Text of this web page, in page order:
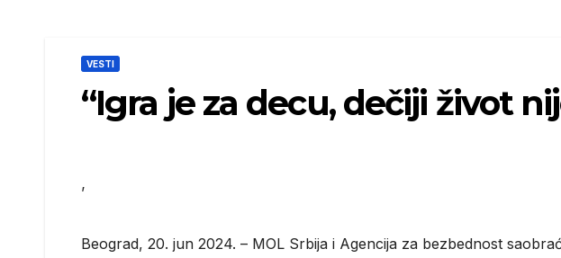
VESTI
“Igra je za decu, dečiji život
’
Beograd, 20. jun 2024. – MOL Srbija i Agencija za bezbednost